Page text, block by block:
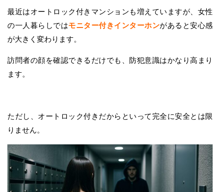
最近はオートロック付きマンションも増えていますが、女性
の一人暮らしではモニター付きインターホンがあると安心感
が大きく変わります。
訪問者の顔を確認できるだけでも、防犯意識はかなり高まり
ます。
ただし、オートロック付きだからといって完全に安全とは限
りません。